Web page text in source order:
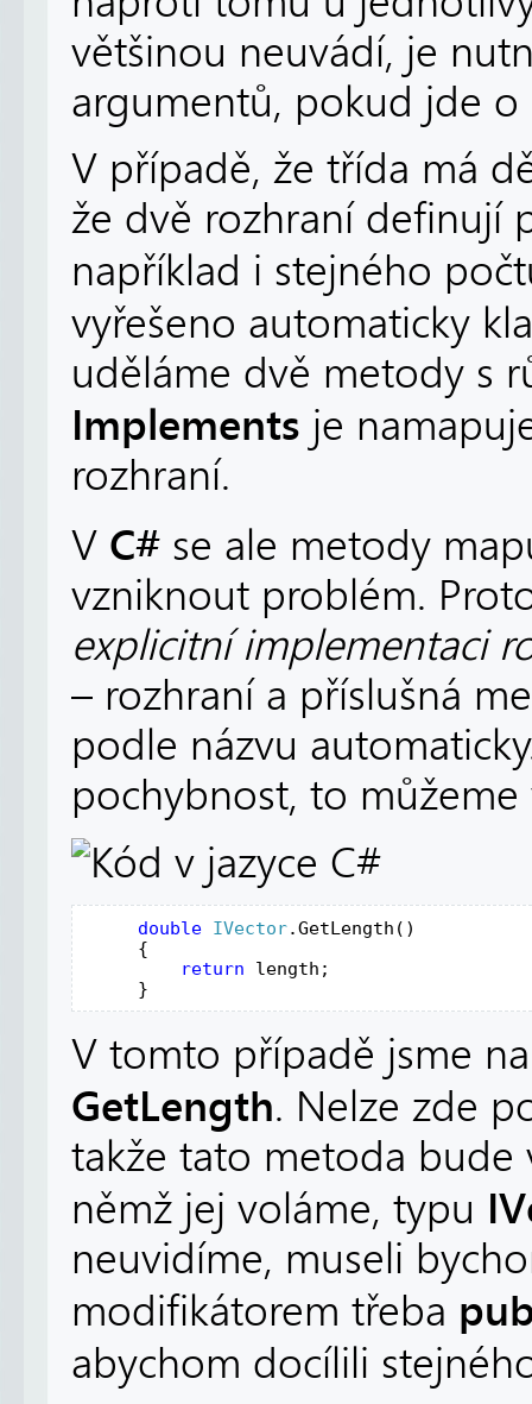
většinou neuvádí, je
argumentů, pokud jde o
V případě, že třída má
že dvě rozhraní definují
například i stejného
vyřešeno automaticky
uděláme dvě metody s
Implements je
rozhraní.
V C# se ale metody
vzniknout problém.
explicitní implementaci
– rozhraní a příslušná
podle názvu
pochybnost, to můžeme
double IVector.GetLength ()
     {
return
length ;
     }
V tomto případě jsme
GetLength. Nelze zde
takže tato metoda bude
němž jej voláme, typu
neuvidíme, museli
modifikátorem třeba
abychom docílili